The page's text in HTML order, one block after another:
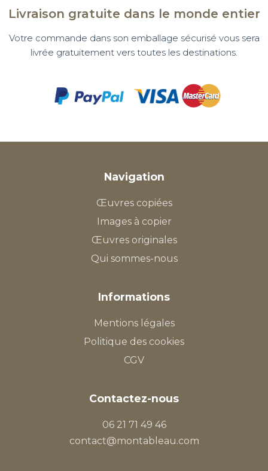
Livraison gratuite dans le monde entier
Votre commande dans son emballage sécurisé vous sera
livrée gratuitement vers toutes les destinations.
Navigation
Œuvres copiées
Images à copier
Œuvres originales
Qui sommes-nous
Informations
Mentions légales
Politique des cookies
CGV
Contactez-nous
06 21 71 49 46
contact@montableau.com